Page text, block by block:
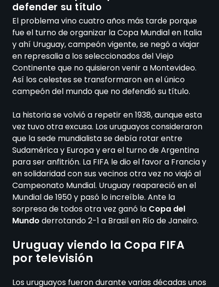
defender su título
El problema vino cuatro años más tarde porque
fue el turno de organizar la Copa Mundial en Italia
y ahí Uruguay, campeón vigente, se negó a viajar
en represalia a los seleccionados del Viejo
Continente que no quisieron venir a Montevideo.
Así los celestes se transformaron en el único
campeón del mundo que no defendió su título.
La historia se volvió a repetir en 1938, aunque esta
vez tuvo otra excusa. Los uruguayos consideraron
que la sede mundialista se debía rotar entre
Sudamérica y Europa y era el turno de Argentina
para ser anfitrión. La FIFA le dio el favor a Francia y
en solidaridad con sus vecinos otra vez no viajó al
Campeonato Mundial. Uruguay reapareció en el
Mundial de 1950 y pasó lo increíble. Ante la
sorpresa de todos otra vez ganó la Copa del
Mundo derrotando 2-1 a Brasil en Río de Janeiro.
Uruguay viendo la Copa FIFA
por televisión
Los uruguayos fueron durante varias décadas unos